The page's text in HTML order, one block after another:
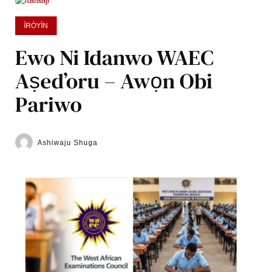
ÌRÒYÌN
Ewo Ni Idanwo WAEC
Aṣed’oru – Awọn Obi
Pariwo
Ashiwaju Shuga